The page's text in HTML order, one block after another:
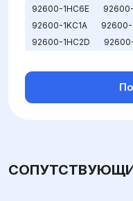
92600-1HC6E
92600-
92600-1KC1A
92600-
92600-1HC2D